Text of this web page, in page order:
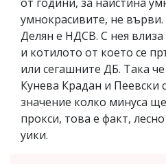
умнокрасивите, не
Делян е НДСВ. С нея
и котилото от което се
или сегашните ДБ. Така
Кунева Крадан и Пеевски
значение колко минуса
прокси, това е факт,
уики.